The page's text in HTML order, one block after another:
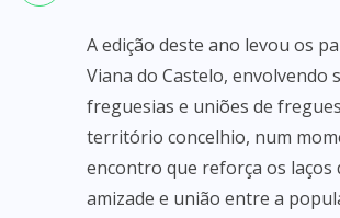
A edição deste ano levou os
Viana do Castelo, envolvendo
freguesias e uniões de
território concelhio, num
encontro que reforça os laços
amizade e união entre a